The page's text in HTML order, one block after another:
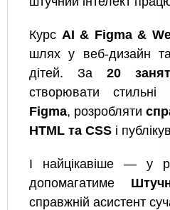
Курс AI & Figma &
шлях у веб-дизайн
дітей. За 20
створювати
Figma, розробляти
HTML та CSS і
І найцікавіше — у
допомагатиме
справжній асистент